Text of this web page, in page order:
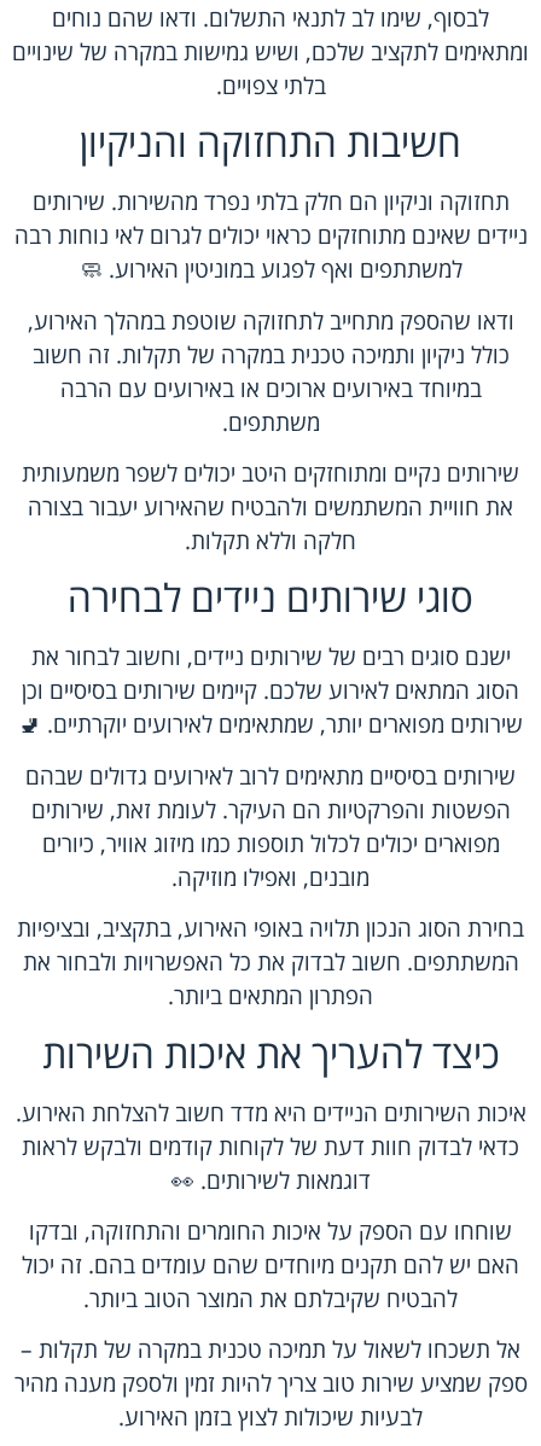
לבסוף, שימו לב לתנאי התשלום. ודאו שהם נוחים
ומתאימים לתקציב שלכם, ושיש גמישות במקרה של שינויים
בלתי צפויים.
חשיבות התחזוקה והניקיון
תחזוקה וניקיון הם חלק בלתי נפרד מהשירות. שירותים
ניידים שאינם מתוחזקים כראוי יכולים לגרום לאי נוחות רבה
למשתתפים ואף לפגוע במוניטין האירוע. 🧼
ודאו שהספק מתחייב לתחזוקה שוטפת במהלך האירוע,
כולל ניקיון ותמיכה טכנית במקרה של תקלות. זה חשוב
במיוחד באירועים ארוכים או באירועים עם הרבה
משתתפים.
שירותים נקיים ומתוחזקים היטב יכולים לשפר משמעותית
את חוויית המשתמשים ולהבטיח שהאירוע יעבור בצורה
חלקה וללא תקלות.
סוגי שירותים ניידים לבחירה
ישנם סוגים רבים של שירותים ניידים, וחשוב לבחור את
הסוג המתאים לאירוע שלכם. קיימים שירותים בסיסיים וכן
שירותים מפוארים יותר, שמתאימים לאירועים יוקרתיים. 🚽
שירותים בסיסיים מתאימים לרוב לאירועים גדולים שבהם
הפשטות והפרקטיות הם העיקר. לעומת זאת, שירותים
מפוארים יכולים לכלול תוספות כמו מיזוג אוויר, כיורים
מובנים, ואפילו מוזיקה.
בחירת הסוג הנכון תלויה באופי האירוע, בתקציב, ובציפיות
המשתתפים. חשוב לבדוק את כל האפשרויות ולבחור את
הפתרון המתאים ביותר.
כיצד להעריך את איכות השירות
איכות השירותים הניידים היא מדד חשוב להצלחת האירוע.
כדאי לבדוק חוות דעת של לקוחות קודמים ולבקש לראות
דוגמאות לשירותים. 👀
שוחחו עם הספק על איכות החומרים והתחזוקה, ובדקו
האם יש להם תקנים מיוחדים שהם עומדים בהם. זה יכול
להבטיח שקיבלתם את המוצר הטוב ביותר.
אל תשכחו לשאול על תמיכה טכנית במקרה של תקלות –
ספק שמציע שירות טוב צריך להיות זמין ולספק מענה מהיר
לבעיות שיכולות לצוץ בזמן האירוע.